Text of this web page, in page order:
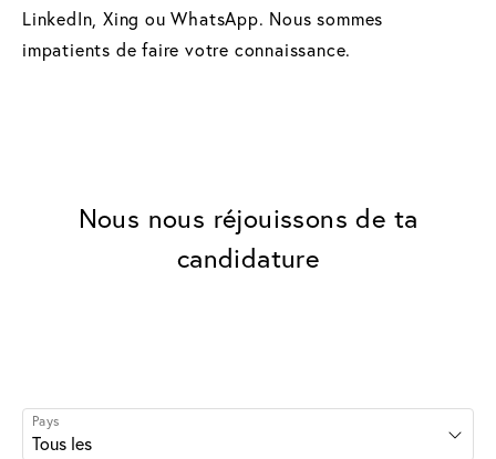
LinkedIn, Xing ou WhatsApp. Nous sommes
impatients de faire votre connaissance.
Nous nous réjouissons de ta
candidature
Pays